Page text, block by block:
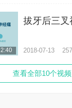
2:40
拔牙后三
2018-07-13
查看全部10个视频